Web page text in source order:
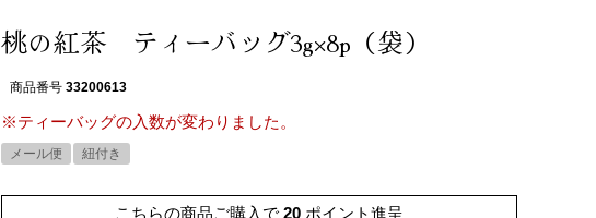
桃の紅茶 ティーバッグ3g×8p（袋）
商品番号 33200613
※ティーバッグの入数が変わりました。
メール便 紐付き
こちらの商品ご購入で 20 ポイント進呈